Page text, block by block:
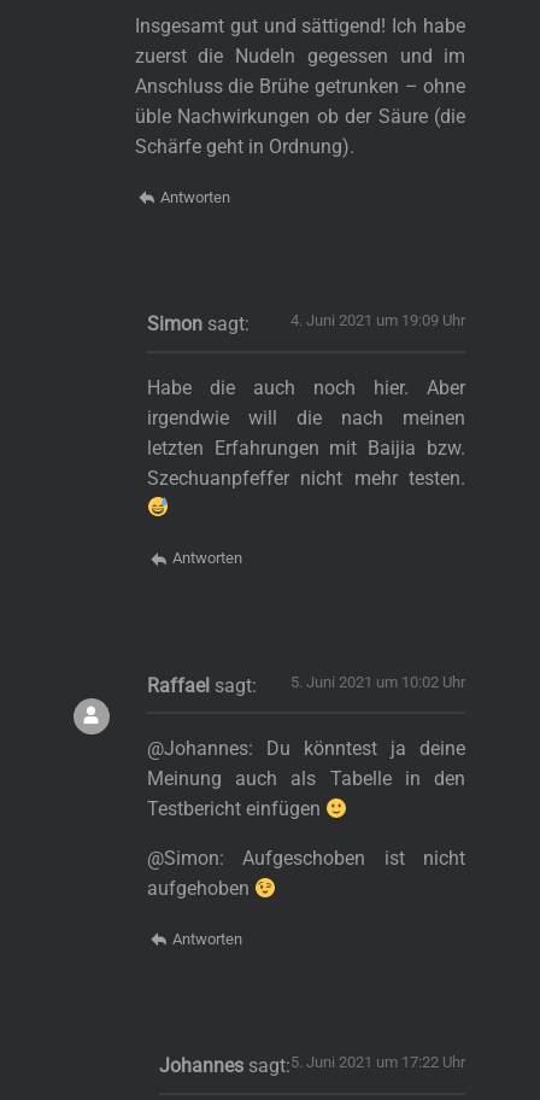
Insgesamt gut und sättigend! Ich habe
zuerst die Nudeln gegessen und im
Anschluss die Brühe getrunken – ohne
üble Nachwirkungen ob der Säure (die
Schärfe geht in Ordnung).
Antworten
Simon sagt: 4. Juni 2021 um 19:09 Uhr
Habe die auch noch hier. Aber
irgendwie will die nach meinen
letzten Erfahrungen mit Baijia bzw.
Szechuanpfeffer nicht mehr testen.
Antworten
Raffael sagt: 5. Juni 2021 um 10:02 Uhr
@Johannes: Du könntest ja deine
Meinung auch als Tabelle in den
Testbericht einfügen
@Simon: Aufgeschoben ist nicht
aufgehoben
Antworten
Johannes sagt:5. Juni 2021 um 17:22 Uhr